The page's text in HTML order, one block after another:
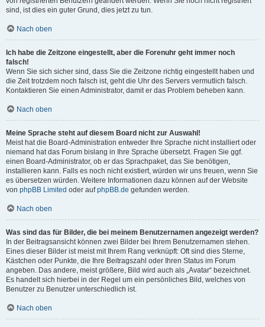
sind, ist dies ein guter Grund, dies jetzt zu tun.
Nach oben
Ich habe die Zeitzone eingestellt, aber die Forenuhr geht immer noch
falsch!
Wenn Sie sich sicher sind, dass Sie die Zeitzone richtig eingestellt haben und
die Zeit trotzdem noch falsch ist, geht die Uhr des Servers vermutlich falsch.
Kontaktieren Sie einen Administrator, damit er das Problem beheben kann.
Nach oben
Meine Sprache steht auf diesem Board nicht zur Auswahl!
Meist hat die Board-Administration entweder Ihre Sprache nicht installiert oder
niemand hat das Forum bislang in Ihre Sprache übersetzt. Fragen Sie ggf.
einen Board-Administrator, ob er das Sprachpaket, das Sie benötigen,
installieren kann. Falls es noch nicht existiert, würden wir uns freuen, wenn Sie
es übersetzen würden. Weitere Informationen dazu können auf der Website
von phpBB Limited oder aufphpBB.de gefunden werden.
Nach oben
Was sind das für Bilder, die bei meinem Benutzernamen angezeigt werden?
In der Beitragsansicht können zwei Bilder bei Ihrem Benutzernamen stehen.
Eines dieser Bilder ist meist mit Ihrem Rang verknüpft: Oft sind dies Sterne,
Kästchen oder Punkte, die Ihre Beitragszahl oder Ihren Status im Forum
angeben. Das andere, meist größere, Bild wird auch als „Avatar“ bezeichnet.
Es handelt sich hierbei in der Regel um ein persönliches Bild, welches von
Benutzer zu Benutzer unterschiedlich ist.
Nach oben